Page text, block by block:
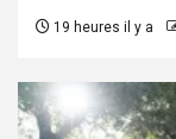
19 heures il y a